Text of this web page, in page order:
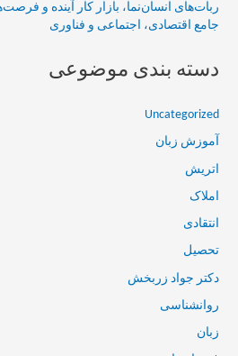
ربات‌های انسان‌نما، بازار کار آینده و
جامع اقتصادی، اجتماعی و فناوری
دسته بندی موضوعی
Uncategorized
آموزش زبان
اتریش
املاک
انتقادی
تحصیل
دکتر جواد زربخش
روانشناسی
زبان